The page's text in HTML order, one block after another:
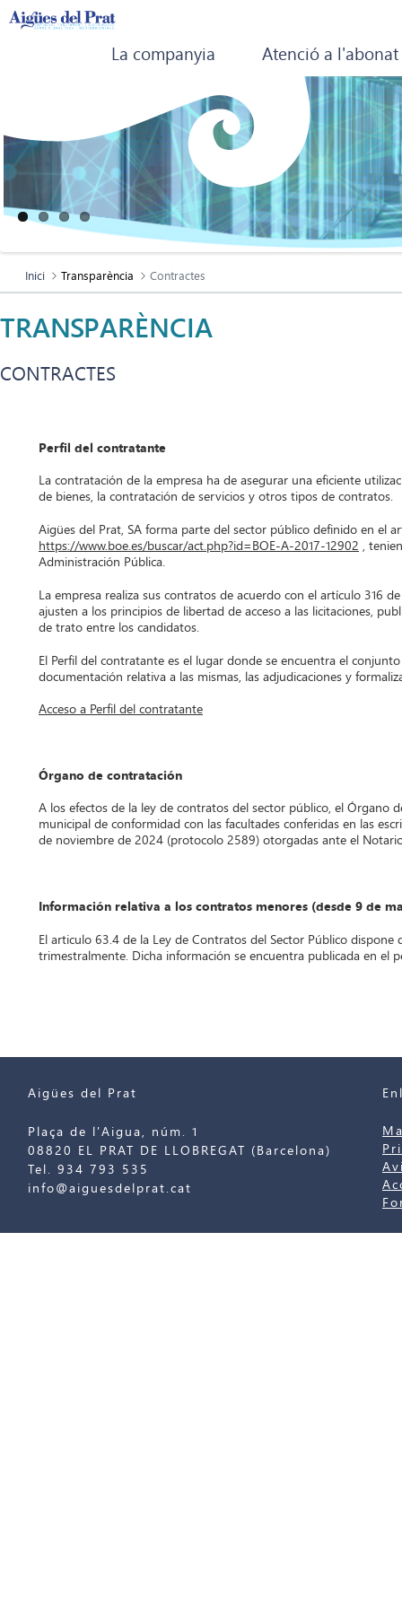
La companyia Atenció a l'abonat
Inici Transparència Contractes
TRANSPARÈNCIA
CONTRACTES
Perfil del contratante
La contratación de la empresa ha de asegurar una eficiente
de bienes, la contratación de servicios y otros tipos de contratos.
Aigües del Prat, SA forma parte del sector público definido en el
https://www.boe.es/buscar/act.php?id=BOE-A-2017-12902 ,
Administración Pública.
La empresa realiza sus contratos de acuerdo con el artículo 316
ajusten a los principios de libertad de acceso a las licitaciones,
de trato entre los candidatos.
El Perfil del contratante es el lugar donde se encuentra el
documentación relativa a las mismas, las adjudicaciones y
Acceso a Perfil del contratante
Órgano de contratación
A los efectos de la ley de contratos del sector público, el Órgano
municipal de conformidad con las facultades conferidas en las
de noviembre de 2024 (protocolo 2589) otorgadas ante el
Información relativa a los contratos menores (desde 9 de
El articulo 63.4 de la Ley de Contratos del Sector Público
trimestralmente. Dicha información se encuentra publicada en el
Aigües del Prat
Plaça de l'Aigua, núm. 1
08820 EL PRAT DE LLOBREGAT (Barcelona)
Tel. 934 793 535
info@aiguesdelprat.cat